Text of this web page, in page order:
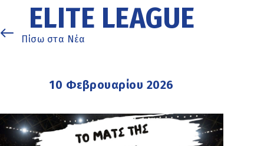
ELITE LEAGUE
Πίσω στα Νέα
10 Φεβρουαρίου 2026